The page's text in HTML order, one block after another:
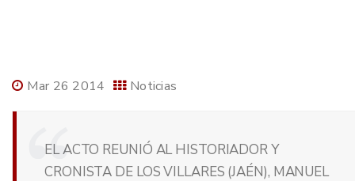
Mar 26 2014 Noticias
EL ACTO REUNIÓ AL HISTORIADOR Y
CRONISTA DE LOS VILLARES (JAÉN), MANUEL